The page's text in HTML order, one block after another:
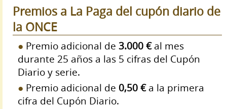
Premios a La Paga del cupón diario de
la ONCE
Premio adicional de 3.000 €al mes
durante 25 años a las 5 cifras del Cupón
Diario y serie.
Premio adicional de 0,50 €a la primera
cifra del Cupón Diario.